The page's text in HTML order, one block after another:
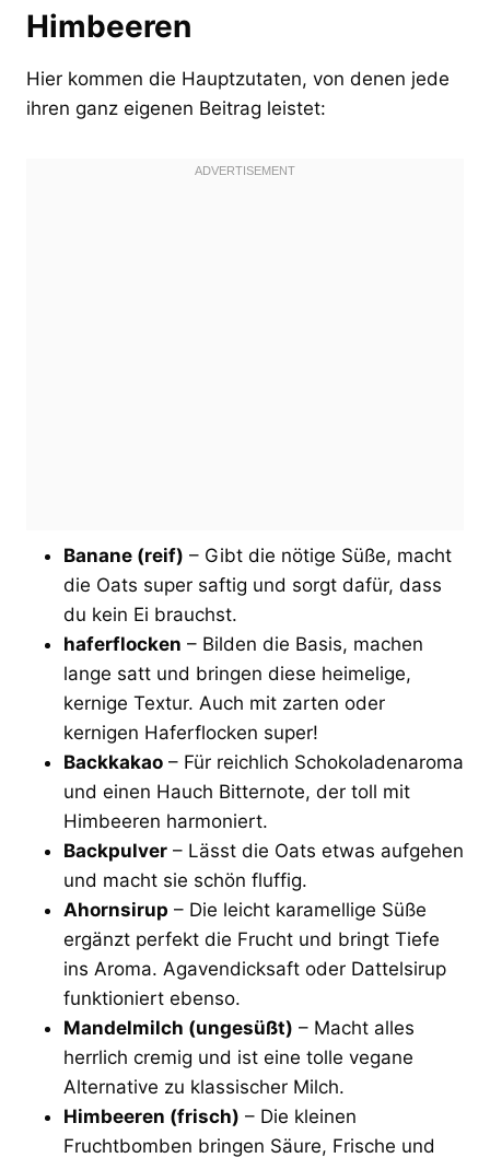
Himbeeren
Hier kommen die Hauptzutaten, von denen jede
ihren ganz eigenen Beitrag leistet:
Banane (reif) – Gibt die nötige Süße, macht
die Oats super saftig und sorgt dafür, dass
du kein Ei brauchst.
haferflocken – Bilden die Basis, machen
lange satt und bringen diese heimelige,
kernige Textur. Auch mit zarten oder
kernigen Haferflocken super!
Backkakao – Für reichlich Schokoladenaroma
und einen Hauch Bitternote, der toll mit
Himbeeren harmoniert.
Backpulver – Lässt die Oats etwas aufgehen
und macht sie schön fluffig.
Ahornsirup – Die leicht karamellige Süße
ergänzt perfekt die Frucht und bringt Tiefe
ins Aroma. Agavendicksaft oder Dattelsirup
funktioniert ebenso.
Mandelmilch (ungesüßt) – Macht alles
herrlich cremig und ist eine tolle vegane
Alternative zu klassischer Milch.
Himbeeren (frisch) – Die kleinen
Fruchtbomben bringen Säure, Frische und